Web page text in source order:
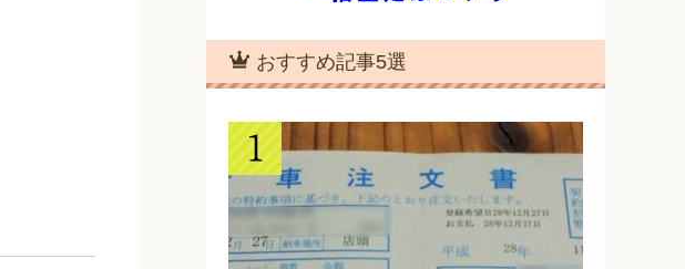
おすすめ記事5選